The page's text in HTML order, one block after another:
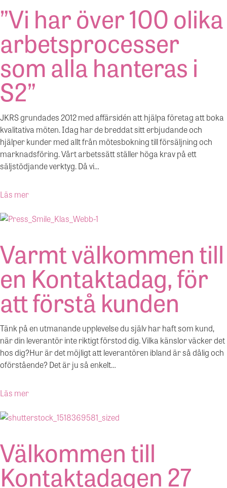
”Vi har över 100 olika
arbetsprocesser
som alla hanteras i
S2”
JKRS grundades 2012 med affärsidén att hjälpa företag att boka
kvalitativa möten. Idag har de breddat sitt erbjudande och
hjälper kunder med allt från mötesbokning till försäljning och
marknadsföring. Vårt arbetssätt ställer höga krav på ett
säljstödjande verktyg. Då vi…
Läs mer
Varmt välkommen till
en Kontaktadag, för
att förstå kunden
Tänk på en utmanande upplevelse du själv har haft som kund,
när din leverantör inte riktigt förstod dig. Vilka känslor väcker det
hos dig?Hur är det möjligt att leverantören ibland är så dålig och
oförstående? Det är ju så enkelt…
Läs mer
Välkommen till
Kontaktadagen 27